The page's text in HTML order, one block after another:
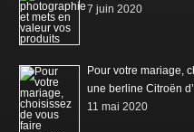
7 juin 2020
Pour votre mariage,
une berline Citroën
11 mai 2020